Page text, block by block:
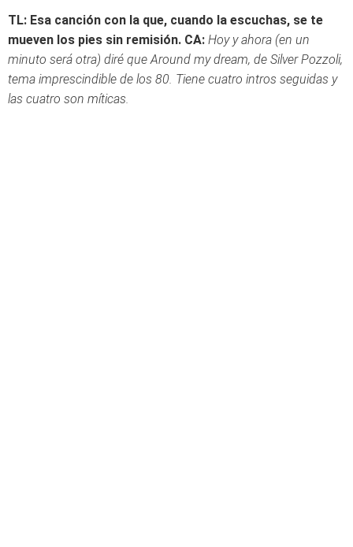
TL: Esa canción con la que, cuando la escuchas, se te
mueven los pies sin remisión. CA: Hoy y ahora (en un
minuto será otra) diré que Around my dream, de Silver Pozzoli,
tema imprescindible de los 80. Tiene cuatro intros seguidas y
las cuatro son míticas.